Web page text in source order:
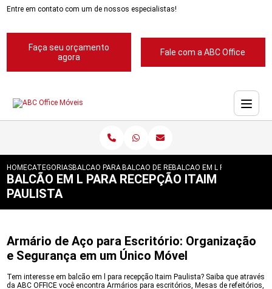
Entre em contato com um de nossos especialistas!
Faça seu orçamento
agora
Fale com a ABC Office
HOMECATEGORIASBALCAO PARA RECEPCAOBALCAO DE RECEPCAO ABC
BALCAO EM L PARA
BALCÃO EM L PARA RECEPÇÃO ITAIM
PAULISTA
Armário de Aço para Escritório: Organização
e Segurança em um Único Móvel
Tem interesse em balcão em l para recepção Itaim Paulista? Saiba que através
da ABC OFFICE você encontra Armários para escritórios, Mesas de refeitórios,